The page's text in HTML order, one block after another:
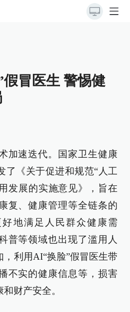
冒医生 警惕健
加速迭代。国家卫生健康
了《关于促进和规范“人工
发展的实施意见》，旨在
复、健康管理等全链条的
地满足人民群众健康需
普等领域也出现了滥用人
利用AI“换脸”假冒医生带
不实的健康信息等，损害
财产安全。